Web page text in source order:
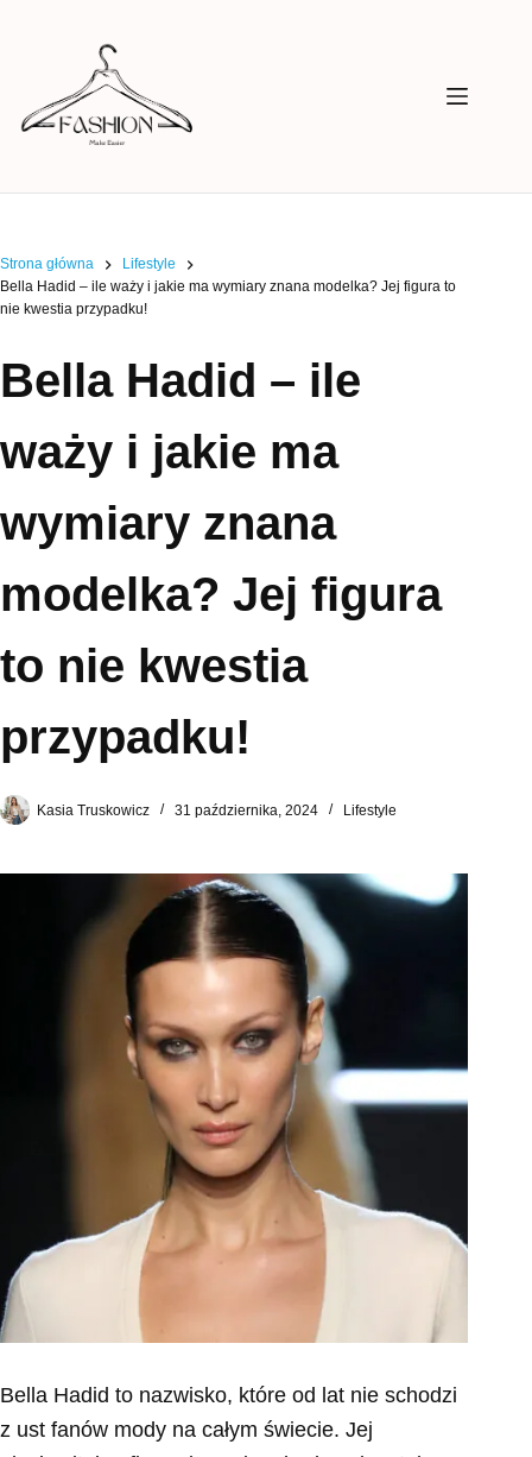
Strona główna
Lifestyle
Bella Hadid – ile waży i jakie ma wymiary znana modelka? Jej figura to
nie kwestia przypadku!
Bella Hadid – ile
waży i jakie ma
wymiary znana
modelka? Jej figura
to nie kwestia
przypadku!
Kasia Truskowicz 31 października, 2024 Lifestyle
Bella Hadid to nazwisko, które od lat nie schodzi
z ust fanów mody na całym świecie. Jej